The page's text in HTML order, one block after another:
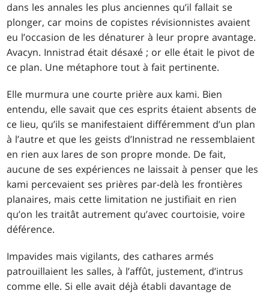
dans les annales les plus anciennes qu’il fallait se
plonger, car moins de copistes révisionnistes avaient
eu l’occasion de les dénaturer à leur propre avantage.
Avacyn. Innistrad était désaxé ; or elle était le pivot de
ce plan. Une métaphore tout à fait pertinente.
Elle murmura une courte prière aux kami. Bien
entendu, elle savait que ces esprits étaient absents de
ce lieu, qu’ils se manifestaient différemment d’un plan
à l’autre et que les geists d’Innistrad ne ressemblaient
en rien aux lares de son propre monde. De fait,
aucune de ses expériences ne laissait à penser que les
kami percevaient ses prières par-delà les frontières
planaires, mais cette limitation ne justifiait en rien
qu’on les traitât autrement qu’avec courtoisie, voire
déférence.
Impavides mais vigilants, des cathares armés
patrouillaient les salles, à l’affût, justement, d’intrus
comme elle. Si elle avait déjà établi davantage de